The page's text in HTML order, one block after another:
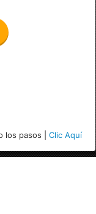
los pasos |Clic Aquí